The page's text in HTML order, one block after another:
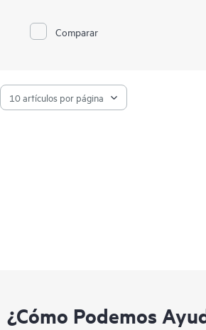
disco. El controlador Smart Array P408e-p
para maximizar el rendimiento sin que ello
Los controladores Gen10 son compatibles
almacenamiento inteligente HPE. La
Comparar
¿Cómo Podemos